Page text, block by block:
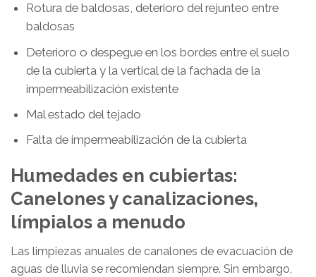
Rotura de baldosas, deterioro del rejunteo entre
baldosas
Deterioro o despegue en los bordes entre el suelo
de la cubierta y la vertical de la fachada de la
impermeabilización existente
Mal estado del tejado
Falta de impermeabilización de la cubierta
Humedades en cubiertas:
Canelones y canalizaciones,
límpialos a menudo
Las limpiezas anuales de canalones de evacuación de
aguas de lluvia se recomiendan siempre. Sin embargo,